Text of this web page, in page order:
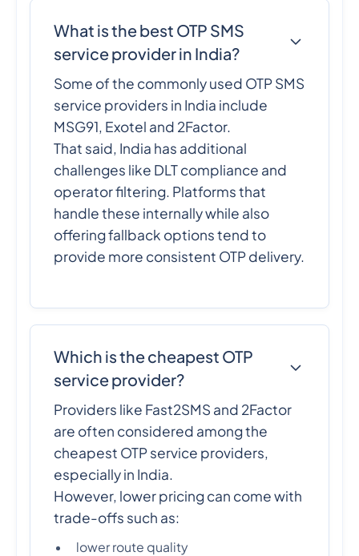
What is the best OTP SMS
service provider in India?
Some of the commonly used OTP SMS
service providers in India include
MSG91, Exotel and 2Factor.
That said, India has additional
challenges like DLT compliance and
operator filtering. Platforms that
handle these internally while also
offering fallback options tend to
provide more consistent OTP delivery.
Which is the cheapest OTP
service provider?
Providers like Fast2SMS and 2Factor
are often considered among the
cheapest OTP service providers,
especially in India.
However, lower pricing can come with
trade-offs such as:
lower route quality